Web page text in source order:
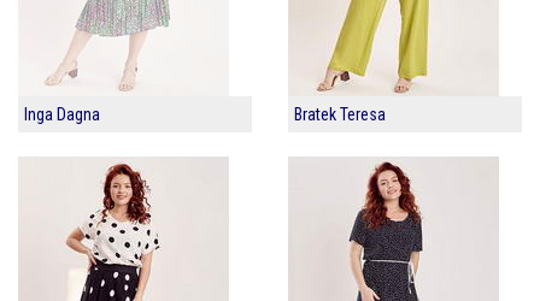
Inga Dagna Bratek Teresa